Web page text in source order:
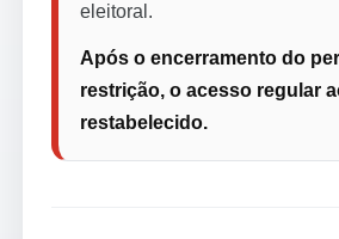
eleitoral.
Após o encerramento do
restrição, o acesso regular
restabelecido.